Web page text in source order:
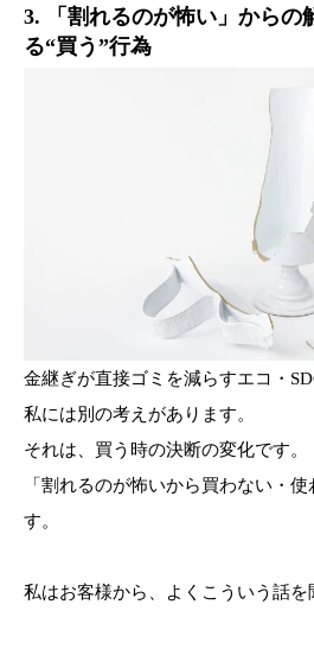
3. 「割れるのが怖い」からの
る“買う”行為
金継ぎが直接ゴミを減らすエコ・
私には別の考えがあります。
それは、買う時の決断の変化です。
「割れるのが怖いから買わない・
す。
私はお客様から、よくこういう話を